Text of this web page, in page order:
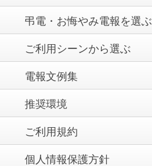
弔電・お悔やみ電報を選ぶ
ご利用シーンから選ぶ
電報文例集
推奨環境
ご利用規約
個人情報保護方針